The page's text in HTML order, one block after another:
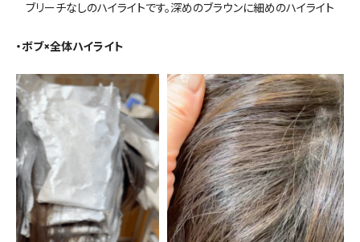
ブリーチなしのハイライトです。深めのブラウンに細めのハイライト
・ボブ×全体ハイライト